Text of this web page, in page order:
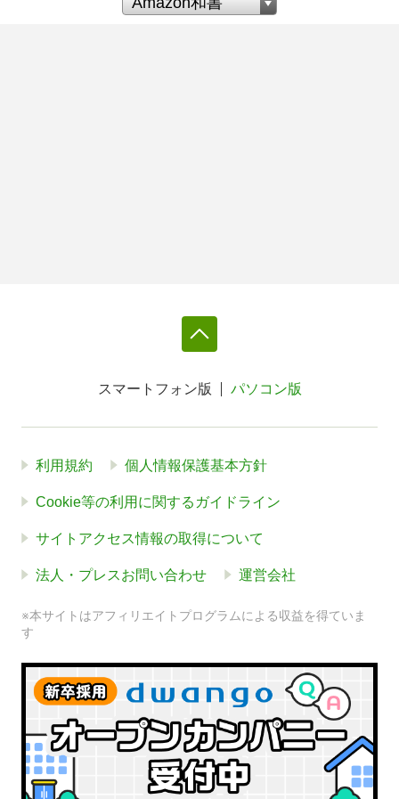
スマートフォン版 パソコン版
利用規約 個人情報保護基本方針
Cookie等の利用に関するガイドライン
サイトアクセス情報の取得について
法人・プレスお問い合わせ 運営会社
※本サイトはアフィリエイトプログラムによる収益を得ていま
す